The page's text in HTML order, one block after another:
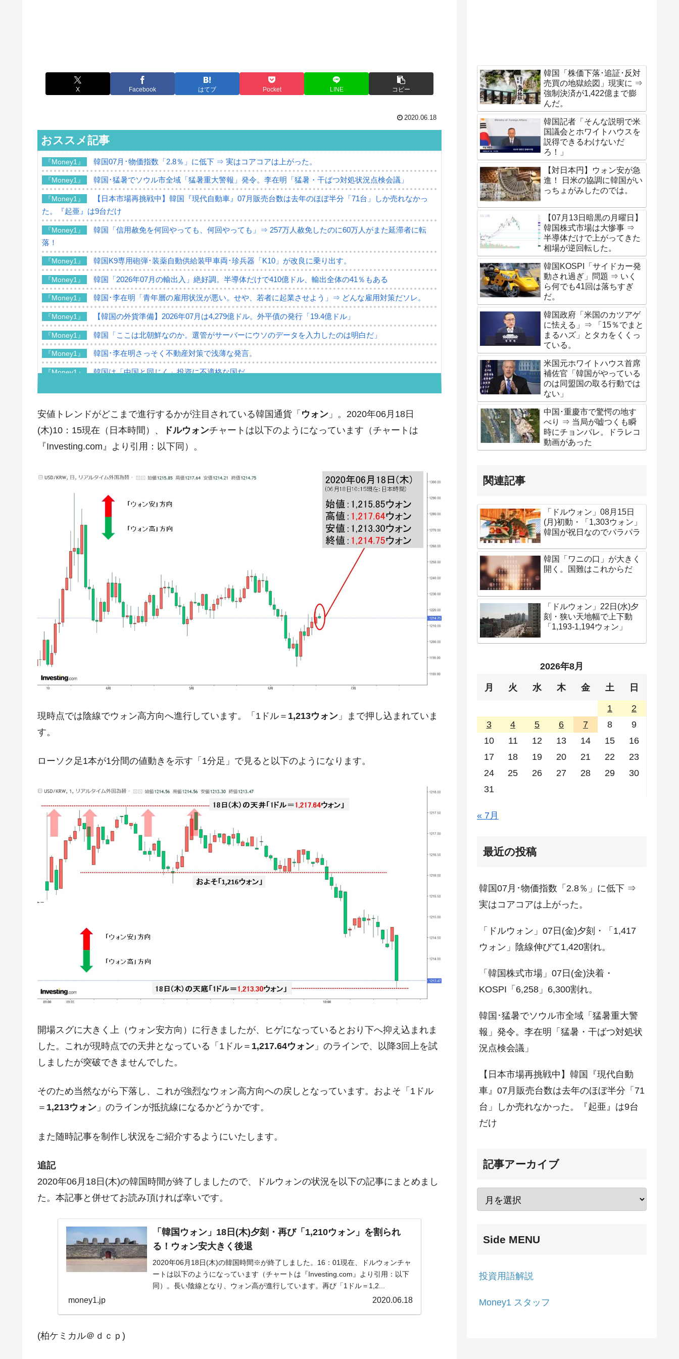
X Facebook はてブ Pocket LINE コピー
2020.06.18
おススメ記事
『Money1』 韓国07月･物価指数「2.8％」に低下 ⇒ 実はコアコアは上がった。
『Money1』 韓国･猛暑でソウル市全域「猛暑重大警報」発令。李在明「猛暑・干ばつ対処状況点検会議」
『Money1』
【日本市場再挑戦中】韓国『現代自動車』07月販売台数は去年のほぼ半分「71台」しか売れなかっ
た。『起亜』は9台だけ
『Money1』
韓国「信用赦免を何回やっても、何回やっても」⇒ 257万人赦免したのに60万人がまた延滞者に転
落！
『Money1』 韓国K9専用砲弾･装薬自動供給装甲車両･珍兵器「K10」が改良に乗り出す。
『Money1』 韓国「2026年07月の輸出入」絶好調。半導体だけで410億ドル、輸出全体の41％もある
『Money1』 韓国･李在明「青年層の雇用状況が悪い。せや、若者に起業させよう」⇒ どんな雇用対策だソレ。
『Money1』 【韓国の外貨準備】2026年07月は4,279億ドル。外平債の発行「19.4億ドル」
『Money1』 韓国「ここは北朝鮮なのか。選管がサーバーにウソのデータを入力したのは明白だ」
『Money1』 韓国･李在明さっそく不動産対策で浅薄な発言。
『Money1』 韓国は「中国と同じく」投資に不適格な国だ。
『Money1』 韓国･外為取引量「1日当たり1,214.4億ドル」まで拡大 ⇒ 海外資金の動きに強く左右される状態
『Money1』 韓国･帰ってきた李在明。李在明を支持しない「50.5％」に上昇
『Money1』
韓国大統領府ボンクラ政策室長が告発された ⇒ 国家が行った恐るべき株価操作であり、空前の国政
『Money1』 韓国･警察職員が「丸刈りになって抗議活動」
『Money1』 中国だけが鉄鋼輸出を異常増加させる ⇒ 中国の過剰生産が世界を蝕む。
韓国製造業「半導体絶好調」のウラで他業種は全般的「不調」⇒ PSIが示す現況は決して良くない。
『Money1』 【米韓激突案件】韓国消費者院が『クーパン』1人当たり賠償10万ウォンを認定 ⇒ 総額3兆7,000億
『Money1』
韓国型イージス搭載の次世代駆逐艦「KDDX」1番艦、2032年竣工と公示
『Money1』 【対日本円】ウォン安が急進！ 日米の協調に韓国がいっちょがみしたのでは。
韓国政府『BYD』車への補助金を全廃 ⇒ 実は韓国で『BYD』車は売れている。6カ月で対前年同期比
1.9倍！
『Money1』
在韓米国大使スティールが着韓！⇒ さっそく空港に詰めかけ「出て行け！」「極右勢力」のプラカー
ドを掲げる「在韓反米勢力」
『Money1』 韓国政府「2035年までに18.4GW規模のAIデータセンター整備」⇒ だから無理だってば。
『Money1』 JPモルガン「韓国レバレッジETFの清算はほぼ終わった」
『Money1』 韓国鉄鋼最大手『POSCO』ズブズブ沈む。営業利益80.2％も減少
する差別。許してはおかぬ
『Money1』 韓国ボンクラ政策室長･金容範、株価暴落に他人事のような発言。
『Money1』 韓国半導体『SKハイニックス』2026年2Qの業績「史上最高益」当期純利益は前年同期比13.4倍に。
韓国･加徳島新国際空港「またも暗礁」の危機 ⇒ 10.7兆では損が出るからできない。
『Money1』
【速報】韓国株式市場の暴落・本日07月29日(水)もサイドカー・サーキットブレイカーの二段コンボ
『Money1』 IT産業は人を雇用する効果は低い。全産業の半分未満しか雇用を生まない
夏の甲子園、優勝校を最も多く輩出している都道府県とは？
今話題の「楽天ライオンズ」とは？
奇跡の毛色「白毛馬」とは？
Fact1 全て勝つといくら？ 競馬GI競走で勝利騎手がもらえる賞金とは？
Fact1 発表から2日で大崩壊、鳴かず飛ばずに終わりそうなスーパーリーグとは？
Fact1 日本人マスターズ挑戦の歴史。松山以前に最高位だった選手とは？
Fact1 甲子園通算本塁打、最多の清原に次いで多く打っている意外な選手とは？
安値トレンドがどこまで進行するかが注目されている韓国通貨「 ウォン 」。2020年06月18日
(木)10：15現在（日本時間）、
ドルウォンチャートは以下のようになっています（チャートは
『Investing.com』より引用：以下同）。
現時点では陰線でウォン高方向へ進行しています。「1ドル＝ 1,213ウォン 」まで押し込まれていま
す。
ローソク足1本が1分間の値動きを示す「1分足」で見ると以下のようになります。
開場スグに大きく上（ウォン安方向）に行きましたが、ヒゲになっているとおり下へ抑え込まれま
した。これが現時点での天井となっている「1ドル＝ 1,217.64ウォン 」のラインで、以降3回上を試
しましたが突破できませんでした。
そのため当然ながら下落し、これが強烈なウォン高方向への戻しとなっています。およそ「1ドル
＝ 1,213ウォン 」のラインが抵抗線になるかどうかです。
また随時記事を制作し状況をご紹介するようにいたします。
追記
2020年06月18日(木)の韓国時間が終了しましたので、ドルウォンの状況を以下の記事にまとめまし
た。本記事と併せてお読み頂ければ幸いです。
「韓国ウォン」18日(木)夕刻・再び「1,210ウォン」を割られ
る！ウォン安大きく後退
2020年06月18日(木)の韓国時間※が終了しました。16：01現在、ドルウォンチャ
ートは以下のようになっています（チャートは『Investing.com』より引用：以下
同）。長い陰線となり、ウォン高が進行しています。再び「1ドル＝1,2...
money1.jp 2020.06.18
(柏ケミカル＠ｄｃｐ)
韓国「株価下落･追証･反対
売買の地獄絵図」現実に ⇒
強制決済が1,422億まで膨
んだ。
韓国記者「そんな説明で米
国議会とホワイトハウスを
説得できるわけないだ
ろ！」
【対日本円】ウォン安が急
進！ 日米の協調に韓国がい
っちょがみしたのでは。
【07月13日暗黒の月曜日】
韓国株式市場は大惨事 ⇒
半導体だけで上がってきた
相場が逆回転した。
韓国KOSPI「サイドカー発
動され過ぎ」問題 ⇒ いく
ら何でも41回は落ちすぎ
だ。
韓国政府「米国のカツアゲ
に怯える」⇒ 「15％でまと
まるハズ」とタカをくくっ
ている。
米国元ホワイトハウス首席
補佐官「韓国がやっている
のは同盟国の取る行動では
ない」
中国･重慶市で驚愕の地す
べり ⇒ 当局が嘘つくも瞬
時にチョンバレ。ドラレコ
動画があった
関連記事
「ドルウォン」08月15日
(月)初動・「1,303ウォン」
韓国が祝日なのでパラパラ
韓国「ワニの口」が大きく
開く。国難はこれからだ
「ドルウォン」22日(水)夕
刻・狭い天地幅で上下動
「1,193-1,194ウォン」
2026年8月
月 火 水 木 金 土 日
1
2
3
4 5 6 7 8
9
10
11 12 13 14 15
16
17
18 19 20 21 22
23
24
25 26 27 28 29
30
31
« 7月
最近の投稿
韓国07月･物価指数「2.8％」に低下 ⇒
実はコアコアは上がった。
「ドルウォン」07日(金)夕刻・「1,417
ウォン」陰線伸びて1,420割れ。
「韓国株式市場」07日(金)決着・
KOSPI「6,258」6,300割れ。
韓国･猛暑でソウル市全域「猛暑重大警
報」発令。李在明「猛暑・干ばつ対処状
況点検会議」
【日本市場再挑戦中】韓国『現代自動
車』07月販売台数は去年のほぼ半分「71
台」しか売れなかった。『起亜』は9台
だけ
記事アーカイブ
Side MENU
投資用語解説
Money1 スタッフ